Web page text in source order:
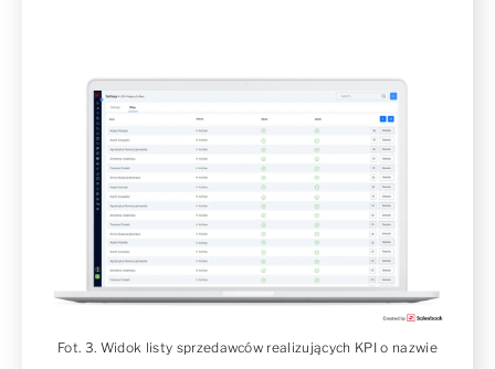
Fot. 3. Widok listy sprzedawców realizujących KPI o nazwie